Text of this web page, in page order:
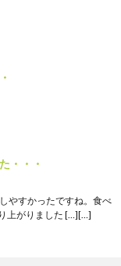
・・・
やすかったですね。食べ
上がりました […][…]